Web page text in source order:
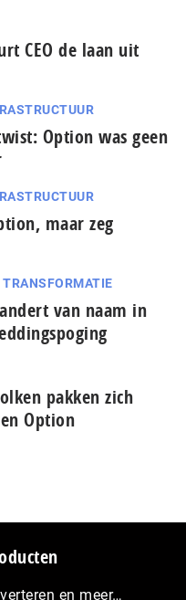
CEO de laan uit
Option was geen
maar zeg
van naam in
pakken zich
Option
en meer…